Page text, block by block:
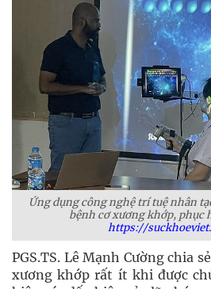
Ứng dụng công nghệ trí tuệ nhân
bệnh cơ xương khớp, phục
https://
PGS.TS. Lê Mạnh Cường chia
xương khớp rất ít khi được